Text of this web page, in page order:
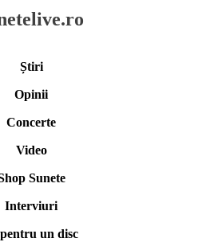
Știri
Opinii
Concerte
Video
Sunete
Interviuri
un disc